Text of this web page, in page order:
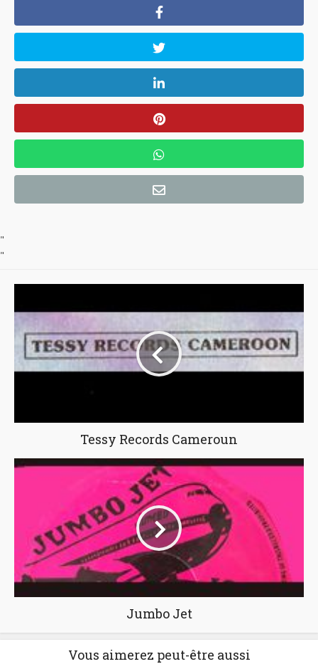
"
"
Tessy Records Cameroun
Jumbo Jet
Vous aimerez peut-être aussi